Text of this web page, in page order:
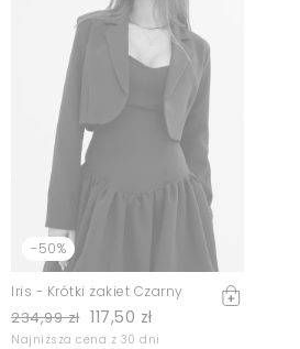
-50%
Iris - Krótki żakiet Czarny
234,99 zł 117,50 zł
Najniższa cena z 30 dni